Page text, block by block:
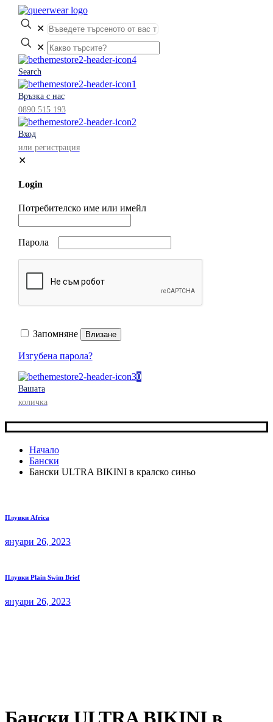
✕
✕
Search
Връзка с нас
0890 515 193
Вход
или регистрация
✕
Login
Потребителско име или имейл
Парола
Запомняне Влизане
Изгубена парола?
0
Вашата
количка
Начало
Бански
Бански ULTRA BIKINI в кралско синьо
Плувки Africa
януари 26, 2023
Плувки Plain Swim Brief
януари 26, 2023